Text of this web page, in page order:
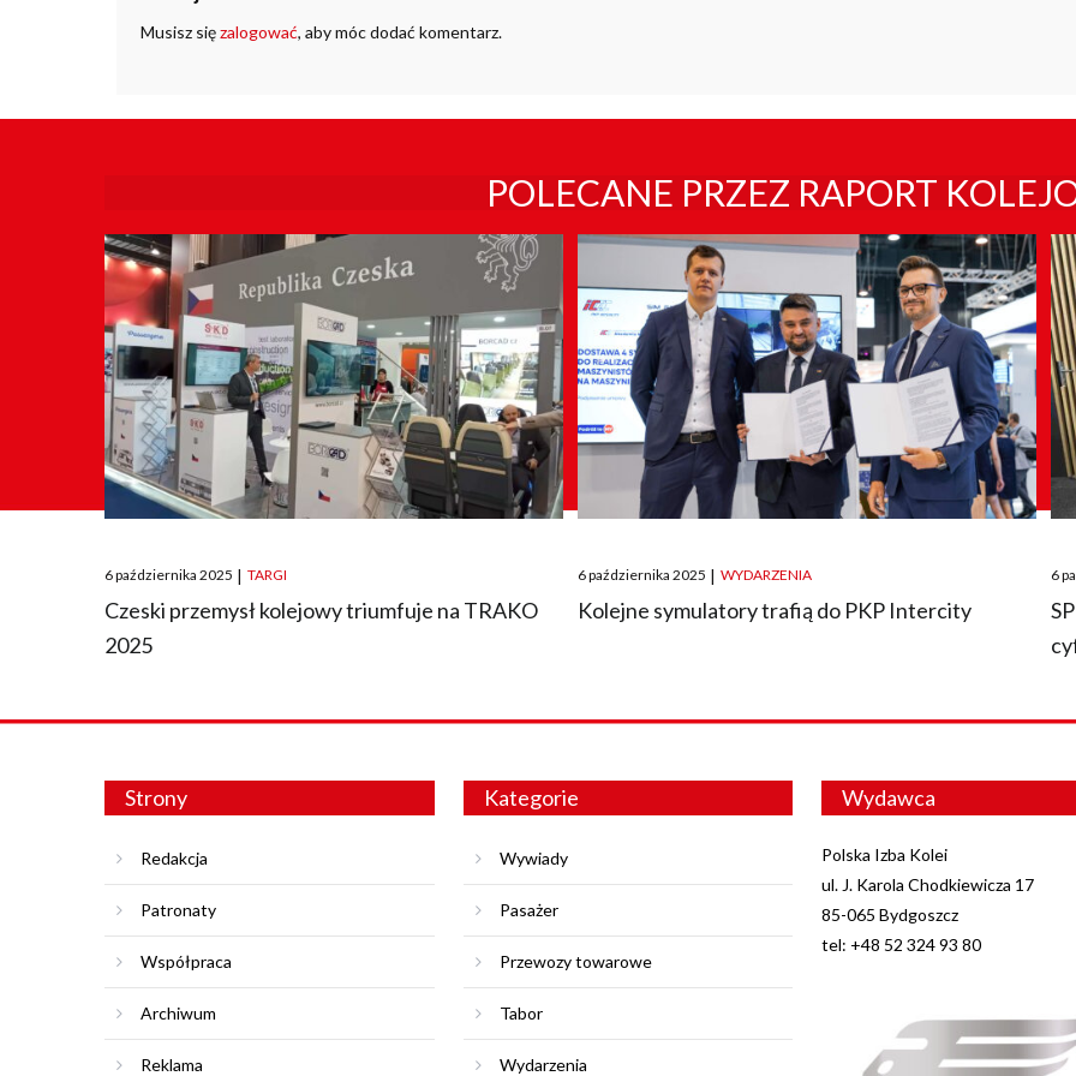
Musisz sięzalogować, aby móc dodać komentarz.
POLECANE PRZEZ RAPORT
Posted
on
6 października 2025 | TARGI
Czeski przemysł kolejowy triumfuje na TRAKO
2025
Posted
on
6 października 2025 | WYDARZENIA
Kolejne symulatory trafią do PKP Intercity
on
6
Strony
Redakcja
Patronaty
Współpraca
Archiwum
Reklama
Kategorie
Wywiady
Pasażer
Przewozy towarowe
Tabor
Wydarzenia
Wydawca
Polska Izba Kolei
ul. J. Karola Chodkiewicza 17
85-065 Bydgoszcz
tel: +48 52 324 93 80